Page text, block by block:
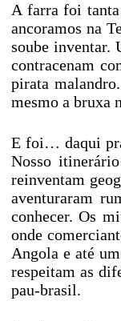
A farra foi tanta
ancoramos na
soube inventar.
contracenam
pirata
mesmo a bruxa
E foi… daqui
Nosso
reinventam
aventuraram
conhecer. Os
onde
Angola e até
respeitam as
pau-brasil.